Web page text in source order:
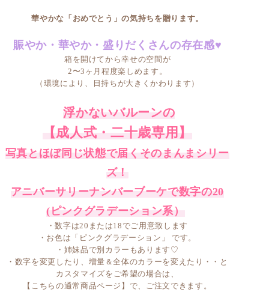
華やかな「おめでとう」の気持ちを贈ります。
賑やか・華やか・盛りだくさんの存在感♥
箱を開けてから幸せの空間が
2〜3ヶ月程度楽しめます。
（環境により、日持ちが大きくかわります）
浮かないバルーンの
【成人式・二十歳専用】
写真とほぼ同じ状態で届くそのまんまシリー
ズ！
アニバーサリーナンバーブーケで数字の20
(ピンクグラデーション系）
・数字は20または18でご用意致します
・お色は「ピンクグラデーション」 です。
・姉妹品で別カラーもあります♡
・数字を変更したり、増量＆全体のカラーを変えたり・・と
カスタマイズをご希望の場合は、
【こちらの通常商品ページ】 で、ご注文できます。